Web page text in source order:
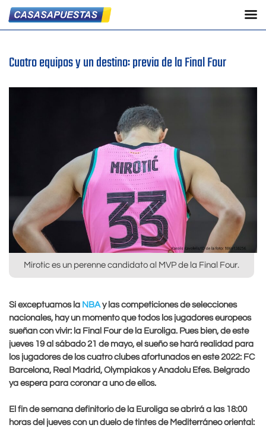
Cuatro equipos y un destino: previa de la Final Four
Mirotic es un perenne candidato al MVP de la Final Four.
Si exceptuamos la NBA y las competiciones de selecciones
nacionales, hay un momento que todos los jugadores europeos
sueñan con vivir: la Final Four de la Euroliga. Pues bien, de este
jueves 19 al sábado 21 de mayo, el sueño se hará realidad para
los jugadores de los cuatro clubes afortunados en este 2022: FC
Barcelona, Real Madrid, Olympiakos y Anadolu Efes. Belgrado
ya espera para coronar a uno de ellos.
El fin de semana definitorio de la Euroliga se abrirá a las 18:00
horas del jueves con un duelo de tintes de Mediterráneo oriental: